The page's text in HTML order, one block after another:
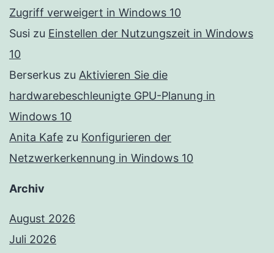
Zugriff verweigert in Windows 10
Susi zu Einstellen der Nutzungszeit in Windows
10
Berserkus zu Aktivieren Sie die
hardwarebeschleunigte GPU-Planung in
Windows 10
Anita Kafe zu Konfigurieren der
Netzwerkerkennung in Windows 10
Archiv
August 2026
Juli 2026